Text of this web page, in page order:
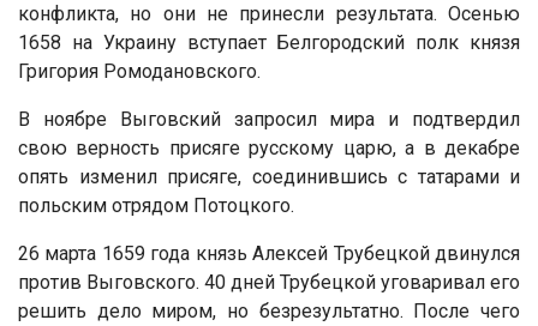
конфликта, но они не принесли результата. Осенью
1658 на Украину вступает Белгородский полк князя
Григория Ромодановского.
В ноябре Выговский запросил мира и подтвердил
свою верность присяге русскому царю, а в декабре
опять изменил присяге, соединившись с татарами и
польским отрядом Потоцкого.
26 марта 1659 года князь Алексей Трубецкой двинулся
против Выговского. 40 дней Трубецкой уговаривал его
решить дело миром, но безрезультатно. После чего